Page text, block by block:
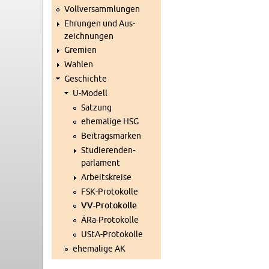
Voll­ver­samm­lun­gen
Eh­run­gen und Aus­
zeich­nun­gen
Gre­mi­en
Wah­len
Ge­schich­te
U-Mo­dell
Sat­zung
ehe­ma­li­ge HSG
Bei­trags­mar­ken
Stu­die­ren­den­
par­la­ment
Ar­beits­krei­se
FSK-Pro­to­kol­le
VV-Pro­to­kol­le
ÄRa-Pro­to­kol­le
US­tA-Pro­to­kol­le
ehe­ma­li­ge AK